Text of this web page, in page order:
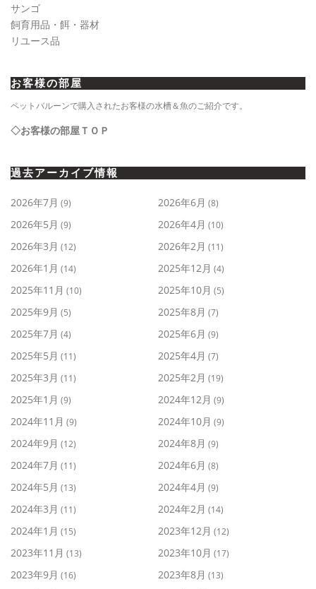
サンゴ
飼育用品・餌・器材
リユース品
お客様の部屋
ペットバルーンで購入されたお客様の水槽＆魚のご紹介です。
◇お客様の部屋ＴＯＰ
過去アーカイブ情報
2026年7月 (9) 2026年6月 (8)
2026年5月 (9) 2026年4月 (10)
2026年3月 (12) 2026年2月 (11)
2026年1月 (14) 2025年12月 (4)
2025年11月 (10) 2025年10月 (5)
2025年9月 (5) 2025年8月 (7)
2025年7月 (4) 2025年6月 (9)
2025年5月 (11) 2025年4月 (7)
2025年3月 (11) 2025年2月 (19)
2025年1月 (9) 2024年12月 (9)
2024年11月 (9) 2024年10月 (9)
2024年9月 (12) 2024年8月 (9)
2024年7月 (11) 2024年6月 (8)
2024年5月 (13) 2024年4月 (9)
2024年3月 (11) 2024年2月 (14)
2024年1月 (15) 2023年12月 (12)
2023年11月 (13) 2023年10月 (17)
2023年9月 (16) 2023年8月 (13)